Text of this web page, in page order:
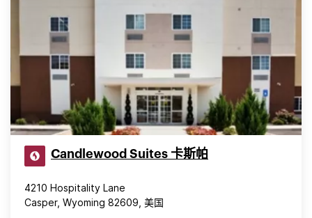
Candlewood Suites 卡斯帕
4210 Hospitality Lane
Casper, Wyoming 82609, 美国